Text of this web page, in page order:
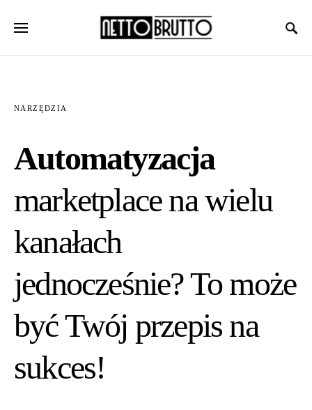
NARZĘDZIA
Automatyzacja
marketplace na wielu
kanałach
jednocześnie? To może
być Twój przepis na
sukces!